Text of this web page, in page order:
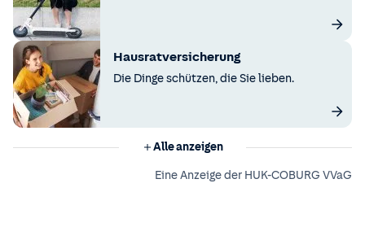
Hausratversicherung
Die Dinge schützen, die Sie lieben.
Alle anzeigen
Eine Anzeige der HUK-COBURG VVaG